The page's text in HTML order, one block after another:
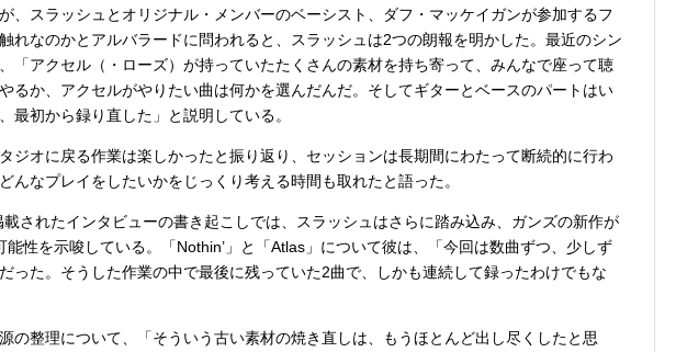
、スラッシュとオリジナル・メンバーのベーシスト、ダフ・マッケイガンが参加するフ
れなのかとアルバラードに問われると、スラッシュは2つの朗報を明かした。最近のシン
「アクセル（・ローズ）が持っていたたくさんの素材を持ち寄って、みんなで座って聴
るか、アクセルがやりたい曲は何かを選んだんだ。そしてギターとベースのパートはい
最初から録り直した」と説明している。
ジオに戻る作業は楽しかったと振り返り、セッションは長期間にわたって断続的に行わ
んなプレイをしたいかをじっくり考える時間も取れたと語った。
されたインタビューの書き起こしでは、スラッシュはさらに踏み込み、ガンズの新作が
能性を示唆している。「Nothin’」と「Atlas」について彼は、「今回は数曲ずつ、少しず
った。そうした作業の中で最後に残っていた2曲で、しかも連続して録ったわけでもな
の整理について、「そういう古い素材の焼き直しは、もうほとんど出し尽くしたと思